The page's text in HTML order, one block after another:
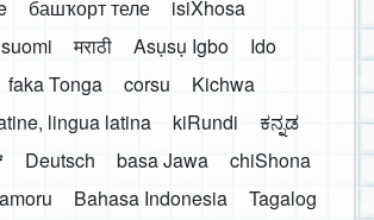
башҡорт теле
isiXhosa
suomi मराठी Asụsụ Igbo
Ido
faka Tonga corsu
Kichwa
lingua latina kiRundi
ಕನ್ನಡ
Deutsch basa Jawa
chiShona
Bahasa Indonesia
Tagalog